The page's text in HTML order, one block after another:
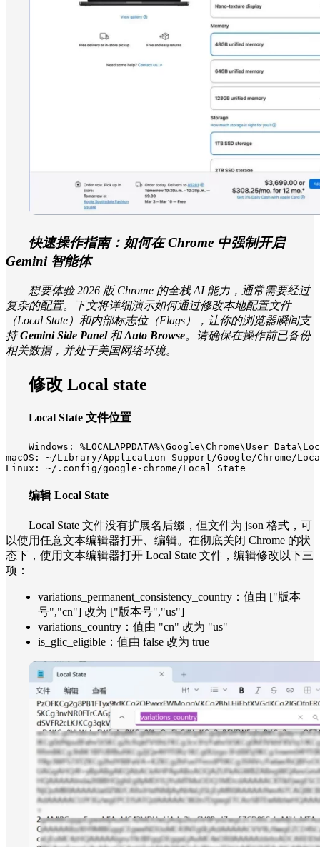
快速操作指南：如何在 Chrome 中强制开启
Gemini 智能体
想要体验 2026 版 Chrome 的全栈 AI 能力，通常需要经过
复杂的配置。下文将详细演示如何通过修改本地配置文件
（Local State）和内部标志位（Flags），让你的浏览器瞬间支
持Gemini Side Panel和Auto Browse。请确保在操作前已备份
相关数据，并处于美国网络环境。
修改 Local state
Local State 文件位置
Windows: %LOCALAPPDATA%\Google\Chrome\User
macOS: ~/Library/Application Support/Google/Chrome/
Linux: ~/.config/google-chrome/Local State
编辑 Local State
Local State 文件没有扩展名后缀，但文件为 json 格式，可
以使用任意文本编辑器打开、编辑。在彻底关闭 Chrome 的状
态下，使用文本编辑器打开 Local State 文件，编辑修改以下三
项：
variations_permanent_consistency_country：值由 ["版本
号","cn"] 改为 ["版本号","us"]
variations_country：值由 "cn" 改为 "us"
is_glic_eligible：值由 false 改为 true